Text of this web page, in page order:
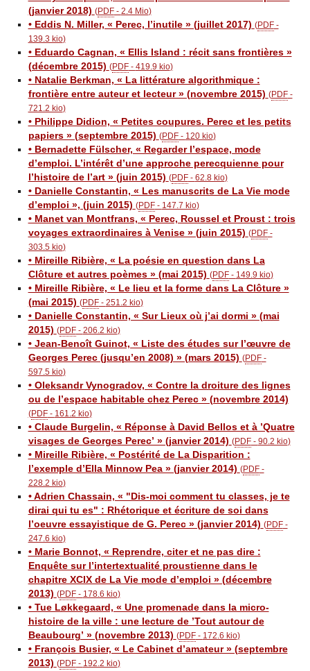
(janvier 2018) (PDF- 2.4 Mio)
• Eddis N. Miller, « Perec, l’inutile » (juillet 2017) (PDF-
139.3 kio)
• Eduardo Cagnan, « Ellis Island : récit sans frontières »
(décembre 2015) (PDF- 419.9 kio)
• Natalie Berkman, « La littérature algorithmique :
frontière entre auteur et lecteur » (novembre 2015) (PDF-
721.2 kio)
• Philippe Didion, « Petites coupures. Perec et les petits
papiers » (septembre 2015) (PDF- 120 kio)
• Bernadette Fülscher, « Regarder l’espace, mode
d’emploi. L’intérêt d’une approche perecquienne pour
l’histoire de l’art » (juin 2015) (PDF- 62.8 kio)
• Danielle Constantin, « Les manuscrits de La Vie mode
d’emploi », (juin 2015) (PDF- 147.7 kio)
• Manet van Montfrans, « Perec, Roussel et Proust : trois
voyages extraordinaires à Venise » (juin 2015) (PDF-
303.5 kio)
• Mireille Ribière, « La poésie en question dans La
Clôture et autres poèmes » (mai 2015) (PDF- 149.9 kio)
• Mireille Ribière, « Le lieu et la forme dans La Clôture »
(mai 2015) (PDF- 251.2 kio)
• Danielle Constantin, « Sur Lieux où j’ai dormi » (mai
2015) (PDF- 206.2 kio)
• Jean-Benoît Guinot, « Liste des études sur l’œuvre de
Georges Perec (jusqu’en 2008) » (mars 2015) (PDF-
597.5 kio)
• Oleksandr Vynogradov, « Contre la droiture des lignes
ou de l’espace habitable chez Perec » (novembre 2014)
(PDF- 161.2 kio)
• Claude Burgelin, « Réponse à David Bellos et à ’Quatre
visages de Georges Perec’ » (janvier 2014) (PDF- 90.2 kio)
• Mireille Ribière, « Postérité de La Disparition :
l’exemple d’Ella Minnow Pea » (janvier 2014) (PDF-
228.2 kio)
• Adrien Chassain, « "Dis-moi comment tu classes, je te
dirai qui tu es" : Rhétorique et écriture de soi dans
l’oeuvre essayistique de G. Perec » (janvier 2014) (PDF-
247.6 kio)
• Marie Bonnot, « Reprendre, citer et ne pas dire :
Enquête sur l’intertextualité proustienne dans le
chapitre XCIX de La Vie mode d’emploi » (décembre
2013) (PDF- 178.6 kio)
• Tue Løkkegaard, « Une promenade dans la micro-
histoire de la ville : une lecture de ’Tout autour de
Beaubourg’ » (novembre 2013) (PDF- 172.6 kio)
• François Busier, « Le Cabinet d’amateur » (septembre
2013) (PDF- 192.2 kio)